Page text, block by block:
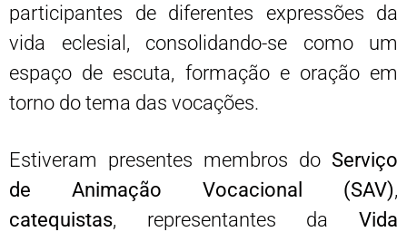
participantes de diferentes expressões da
vida eclesial, consolidando-se como um
espaço de escuta, formação e oração em
torno do tema das vocações.
Estiveram presentes membros do Serviço
de Animação Vocacional (SAV),
catequistas, representantes da Vida